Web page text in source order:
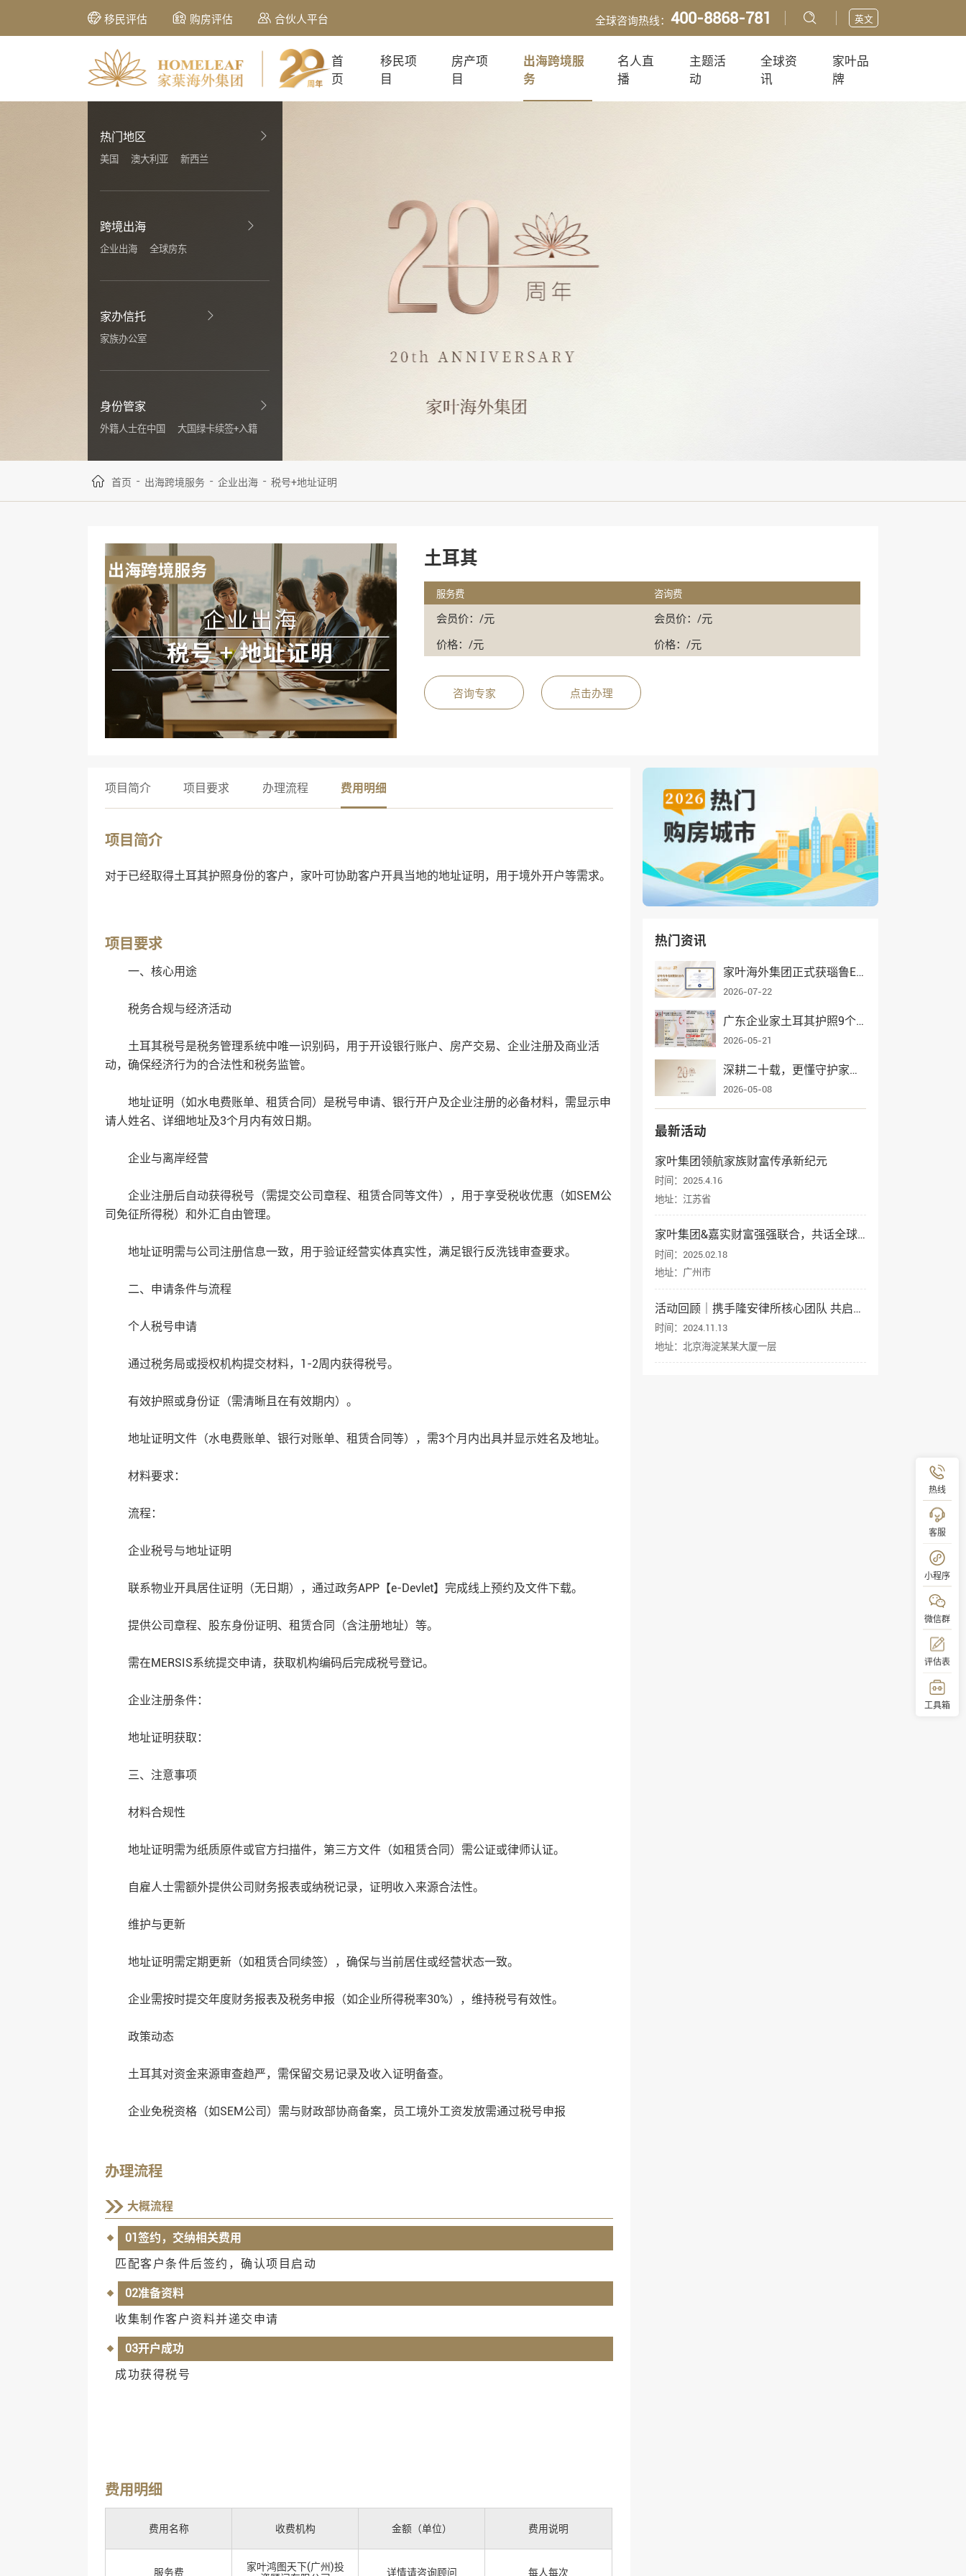
移民评估 购房评估 合伙人平台 全球咨询热线：400-8868-781 英文
首
页
移民项
目
房产项
目
出海跨境服
务
名人直
播
主题活
动
全球资
讯
家叶品
牌
热门地区
美国 澳大利亚 新西兰
跨境出海
企业出海 全球房东
家办信托
家族办公室
身份管家
外籍人士在中国 大国绿卡续签+入籍
首页 - 出海跨境服务 - 企业出海 - 税号+地址证明
土耳其
服务费 咨询费
会员价：/元
会员价：/元
价格：/元
价格：/元
咨询专家 点击办理
项目简介 项目要求 办理流程 费用明细
项目简介
对于已经取得土耳其护照身份的客户，家叶可协助客户开具当地的地址证明，用于境外开户等需求。
项目要求
一、‌核心用途‌
‌税务合规与经济活动‌
土耳其税号是税务管理系统中唯一识别码，用于开设银行账户、房产交易、企业注册及商业活
动，确保经济行为的合法性和税务监管‌。
地址证明（如水电费账单、租赁合同）是税号申请、银行开户及企业注册的必备材料，需显示申
请人姓名、详细地址及3个月内有效日期‌。
‌企业与离岸经营‌
企业注册后自动获得税号（需提交公司章程、租赁合同等文件），用于享受税收优惠（如SEM公
司免征所得税）和外汇自由管理‌。
地址证明需与公司注册信息一致，用于验证经营实体真实性，满足银行反洗钱审查要求‌。
二、‌申请条件与流程‌
‌个人税号申请‌
通过税务局或授权机构提交材料，1-2周内获得税号‌。
有效护照或身份证（需清晰且在有效期内）‌。
地址证明文件（水电费账单、银行对账单、租赁合同等），需3个月内出具并显示姓名及地址‌。
‌材料要求‌：
‌流程‌：
‌企业税号与地址证明‌
联系物业开具居住证明（无日期），通过政务APP【e-Devlet】完成线上预约及文件下载‌。
提供公司章程、股东身份证明、租赁合同（含注册地址）等‌。
需在MERSIS系统提交申请，获取机构编码后完成税号登记‌。
‌企业注册条件‌：
‌地址证明获取‌：
三、‌注意事项‌
‌材料合规性‌
地址证明需为纸质原件或官方扫描件，第三方文件（如租赁合同）需公证或律师认证‌。
自雇人士需额外提供公司财务报表或纳税记录，证明收入来源合法性‌。
‌维护与更新‌
地址证明需定期更新（如租赁合同续签），确保与当前居住或经营状态一致‌。
企业需按时提交年度财务报表及税务申报（如企业所得税率30%），维持税号有效性‌。
‌政策动态‌
土耳其对资金来源审查趋严，需保留交易记录及收入证明备查‌。
企业免税资格（如SEM公司）需与财政部协商备案，员工境外工资发放需通过税号申报‌
办理流程
大概流程
01签约，交纳相关费用
匹配客户条件后签约，确认项目启动
02准备资料
收集制作客户资料并递交申请
03开户成功
成功获得税号
费用明细
费用名称 收费机构 金额（单位） 费用说明
服务费
家叶鸿图天下(广州)投
详情请咨询顾问 每人每次
热门资讯
家叶海外集团正式获瑙鲁ECRCP项目官方授权，身份规划服务再添权威认证
2026-07-22
广东企业家土耳其护照9个月获批，家叶海外全流程护航一家三口入籍
2026-05-21
深耕二十载，更懂守护家业——家叶海外集团辉煌发展纪实
2026-05-08
最新活动
家叶集团领航家族财富传承新纪元
时间：2025.4.16
地址：江苏省
家叶集团&嘉实财富强强联合，共话全球资产配置与身份规划
时间：2025.02.18
地址：广州市
活动回顾｜携手隆安律所核心团队 共启企业出海新征程
时间：2024.11.13
地址：北京海淀某某大厦一层
热线
客服
小程序
微信群
评估表
工具箱